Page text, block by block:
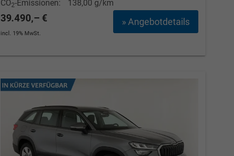
CO2-Emissionen: 138,00 g/km
» Angebotdetails
39.490,– €
incl. 19% MwSt.